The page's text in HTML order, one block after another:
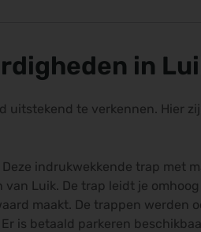
in
uitstekend te verkennen. Hier
Deze indrukwekkende trap met
Luik. De trap leidt je
maakt. De trappen
is betaald parkeren